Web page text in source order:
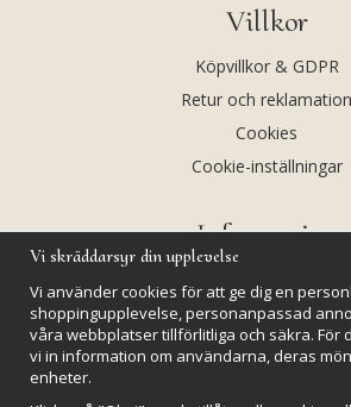
Villkor
Köpvillkor & GDPR
Retur och reklamation
Cookies
Cookie-inställningar
Information
Kalendarium
Nyheter
Vi skräddarsyr din upplevelse
Vi använder cookies för att ge dig en
shoppingupplevelse, personanpassad
våra webbplatser tillförlitliga och säkra. För
vi in information om användarna, deras
enheter.